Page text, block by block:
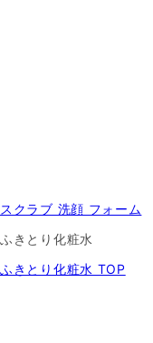
スクラブ 洗顔 フォーム
ふきとり化粧水
ふきとり化粧水 TOP